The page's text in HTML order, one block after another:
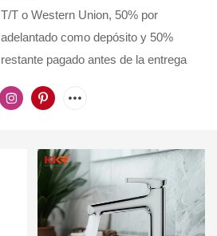
T/T o Western Union, 50% por
adelantado como depósito y 50%
restante pagado antes de la entrega